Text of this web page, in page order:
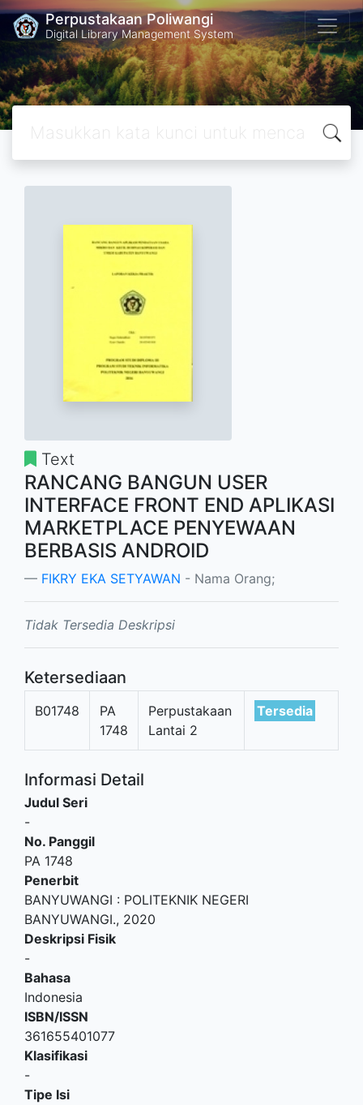
Perpustakaan Poliwangi
Digital Library Management System
Text
RANCANG BANGUN USER
INTERFACE FRONT END APLIKASI
MARKETPLACE PENYEWAAN
BERBASIS ANDROID
FIKRY EKA SETYAWAN - Nama Orang;
Tidak Tersedia Deskripsi
Ketersediaan
B01748
PA
1748
Perpustakaan
Lantai 2
Tersedia
Informasi Detail
Judul Seri
-
No. Panggil
PA 1748
Penerbit
BANYUWANGI : POLITEKNIK NEGERI
BANYUWANGI., 2020
Deskripsi Fisik
-
Bahasa
Indonesia
ISBN/ISSN
361655401077
Klasifikasi
-
Tipe Isi